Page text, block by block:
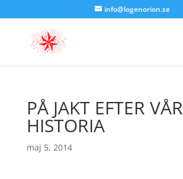
info@logenorion.se
PÅ JAKT EFTER VÅR
HISTORIA
maj 5, 2014